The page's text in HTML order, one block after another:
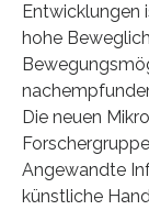
Entwicklungen
hohe
Die neuen
Angewandte
künstliche